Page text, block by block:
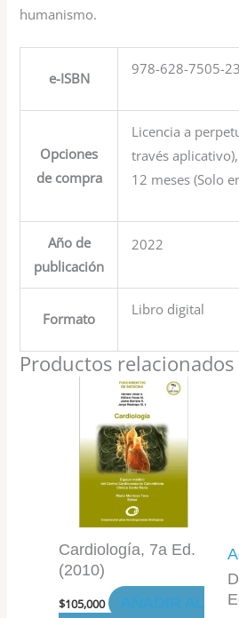
humanismo.
e-ISBN
978-628-7505-
Opciones
de compra
Licencia a
través
12 meses (Solo
Año de
publicación
2022
Formato
Libro digital
Productos relacionados
Cardiología, 7a Ed.
(2010)
$105,000 AÑADIR AL